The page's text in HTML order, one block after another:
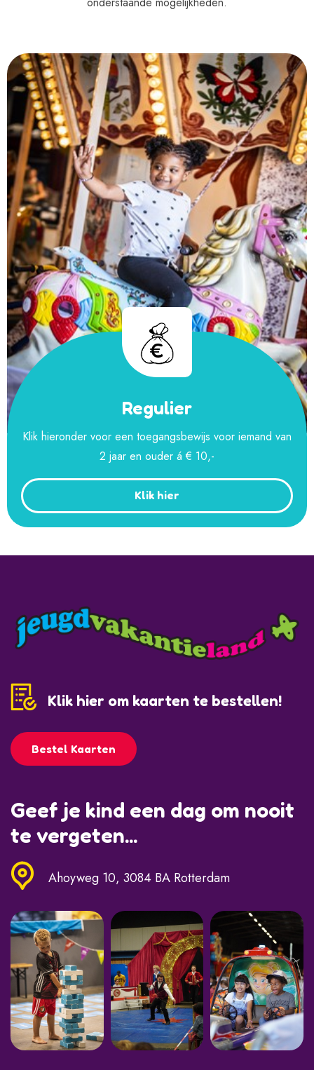
Regulier
Klik hieronder voor een toegangsbewijs voor iemand van
2 jaar en ouder á € 10,-
Klik hier
Klik hier om kaarten te bestellen!
Bestel Kaarten
Geef je kind een dag om nooit
te vergeten...
Ahoyweg 10, 3084 BA Rotterdam